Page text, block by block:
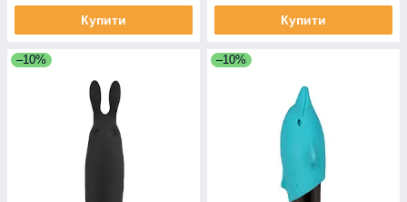
Купити Купити
–10% –10%